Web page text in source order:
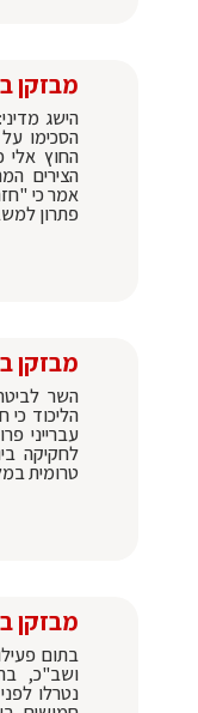
מבזקן
הישג
הסכימו
החוץ אלי
הצירים
אמר כי
פתרון
מבזקן
השר
הליכוד
עברייני
לחקיקה
טרומית
מבזקן
בתום
ושב"כ,
נטרלו